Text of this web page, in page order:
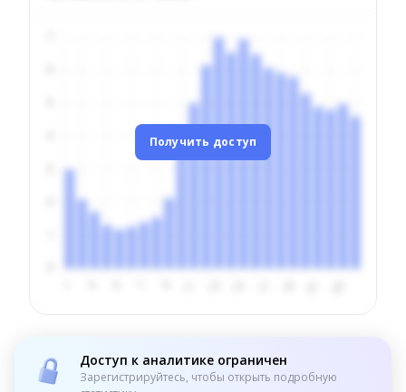
Получить доступ
Доступ к аналитике ограничен
Зарегистрируйтесь, чтобы открыть подробную